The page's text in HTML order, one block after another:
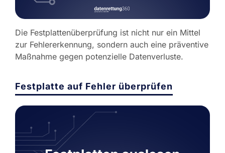
Die Festplattenüberprüfung ist nicht nur ein Mittel
zur Fehlererkennung, sondern auch eine präventive
Maßnahme gegen potenzielle Datenverluste.
Festplatte auf Fehler überprüfen